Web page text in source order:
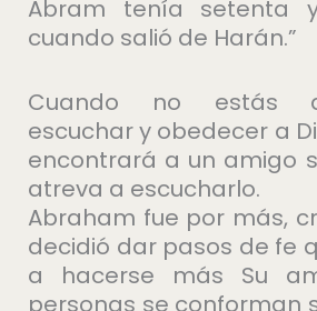
Abram tenía setenta
cuando salió de Harán.”
Cuando no estás
escuchar y obedecer a
encontrará a un amigo
atreva a escucharlo.
Abraham fue por más,
decidió dar pasos de fe
a hacerse más Su
personas se conforman